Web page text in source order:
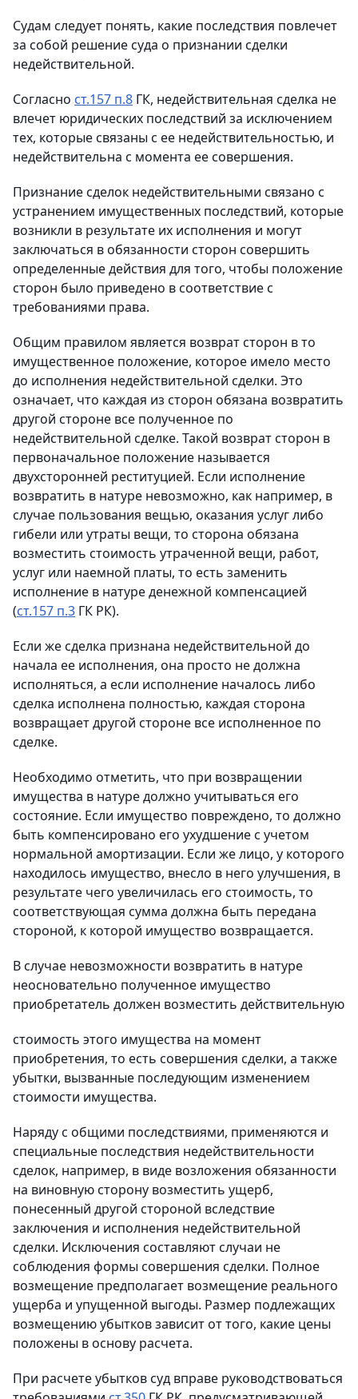
Судам следует понять, какие последствия повлечет
за собой решение суда о признании сделки
недействительной.
Согласно ст.157 п.8 ГК, недействительная сделка не
влечет юридических последствий за исключением
тех, которые связаны с ее недействительностью, и
недействительна с момента ее совершения.
Признание сделок недействительными связано с
устранением имущественных последствий, которые
возникли в результате их исполнения и могут
заключаться в обязанности сторон совершить
определенные действия для того, чтобы положение
сторон было приведено в соответствие с
требованиями права.
Общим правилом является возврат сторон в то
имущественное положение, которое имело место
до исполнения недействительной сделки. Это
означает, что каждая из сторон обязана возвратить
другой стороне все полученное по
недействительной сделке. Такой возврат сторон в
первоначальное положение называется
двухсторонней реституцией. Если исполнение
возвратить в натуре невозможно, как например, в
случае пользования вещью, оказания услуг либо
гибели или утраты вещи, то сторона обязана
возместить стоимость утраченной вещи, работ,
услуг или наемной платы, то есть заменить
исполнение в натуре денежной компенсацией
(ст.157 п.3 ГК РК).
Если же сделка признана недействительной до
начала ее исполнения, она просто не должна
исполняться, а если исполнение началось либо
сделка исполнена полностью, каждая сторона
возвращает другой стороне все исполненное по
сделке.
Необходимо отметить, что при возвращении
имущества в натуре должно учитываться его
состояние. Если имущество повреждено, то должно
быть компенсировано его ухудшение с учетом
нормальной амортизации. Если же лицо, у которого
находилось имущество, внесло в него улучшения, в
результате чего увеличилась его стоимость, то
соответствующая сумма должна быть передана
стороной, к которой имущество возвращается.
В случае невозможности возвратить в натуре
неосновательно полученное имущество
приобретатель должен возместить действительную
стоимость этого имущества на момент
приобретения, то есть совершения сделки, а также
убытки, вызванные последующим изменением
стоимости имущества.
Наряду с общими последствиями, применяются и
специальные последствия недействительности
сделок, например, в виде возложения обязанности
на виновную сторону возместить ущерб,
понесенный другой стороной вследствие
заключения и исполнения недействительной
сделки. Исключения составляют случаи не
соблюдения формы совершения сделки. Полное
возмещение предполагает возмещение реального
ущерба и упущенной выгоды. Размер подлежащих
возмещению убытков зависит от того, какие цены
положены в основу расчета.
При расчете убытков суд вправе руководствоваться